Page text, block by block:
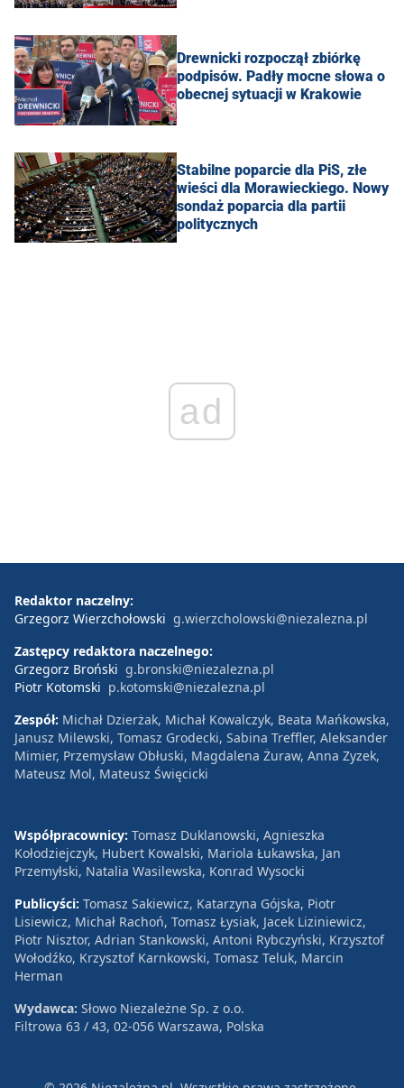
Drewnicki rozpoczął zbiórkę
podpisów. Padły mocne słowa o
obecnej sytuacji w Krakowie
Stabilne poparcie dla PiS, złe
wieści dla Morawieckiego. Nowy
sondaż poparcia dla partii
politycznych
ad
Redaktor naczelny:
Grzegorz Wierzchołowski g.wierzcholowski@niezalezna.pl
Zastępcy redaktora naczelnego:
Grzegorz Broński g.bronski@niezalezna.pl
Piotr Kotomski p.kotomski@niezalezna.pl
Zespół: Michał Dzierżak, Michał Kowalczyk, Beata Mańkowska,
Janusz Milewski, Tomasz Grodecki, Sabina Treffler, Aleksander
Mimier, Przemysław Obłuski, Magdalena Żuraw, Anna Zyzek,
Mateusz Mol, Mateusz Święcicki
Współpracownicy: Tomasz Duklanowski, Agnieszka
Kołodziejczyk, Hubert Kowalski, Mariola Łukawska, Jan
Przemyłski, Natalia Wasilewska, Konrad Wysocki
Publicyści: Tomasz Sakiewicz, Katarzyna Gójska, Piotr
Lisiewicz, Michał Rachoń, Tomasz Łysiak, Jacek Liziniewicz,
Piotr Nisztor, Adrian Stankowski, Antoni Rybczyński, Krzysztof
Wołodźko, Krzysztof Karnkowski, Tomasz Teluk, Marcin
Herman
Wydawca: Słowo Niezależne Sp. z o.o.
Filtrowa 63 / 43, 02-056 Warszawa, Polska